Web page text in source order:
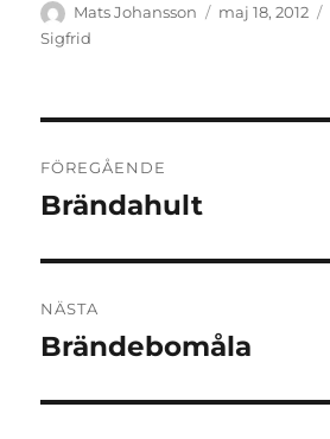
Författare
Mats Johansson
Publicerat
maj 18, 2012
Sigfrid
FÖREGÅENDE
Föregående
Brändahult
NÄSTA
Nästa
Brändebomåla